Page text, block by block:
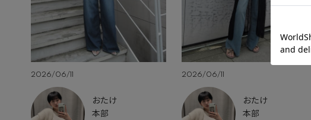
2026/06/11
おたけ
本部
2026/06/11
おたけ
本部